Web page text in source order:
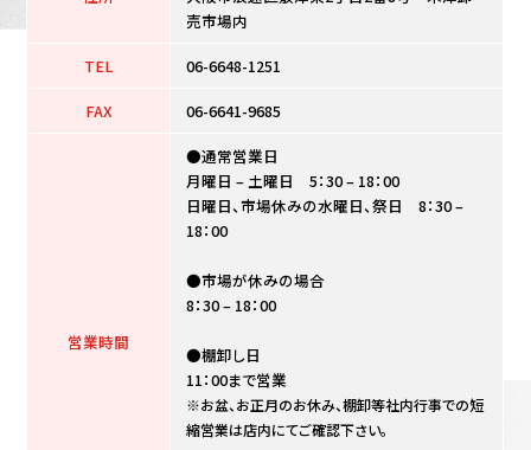
売市場内
TEL
06-6648-1251
FAX
06-6641-9685
営業時間
●通常営業日
月曜日 – 土曜日 5：30 – 18：00
日曜日、市場休みの水曜日、祭日 8：30 –
18：00
●市場が休みの場合
8：30 – 18：00
●棚卸し日
11：00まで営業
※お盆、お正月のお休み、棚卸等社内行事での短
縮営業は店内にてご確認下さい。